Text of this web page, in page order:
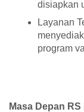
disiapkan
Layanan
program
Masa Depan